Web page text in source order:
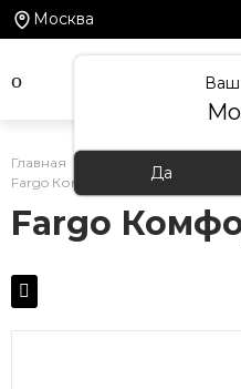
Москва
Ваш
Да
Главная Каталог товаров
Fargo Комфорт
Fargo